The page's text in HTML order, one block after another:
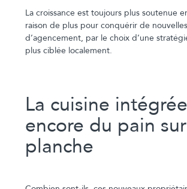
La croissance est toujours plus soutenue
raison de plus pour conquérir de
d’agencement, par le choix d’une
plus ciblée localement.
La cuisine
encore du pain
planche